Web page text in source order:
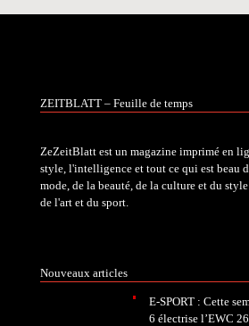
ZEITBLATT – Feuille de temps
ZeZeitBlatt est un magazine imprimé en
style, l'intelligence et tout ce qui est beau
mode, de la beauté, de la culture et du
de l'art et du sport.
Nouveaux articles
E-SPORT : Cette
6 électrise l’EWC 26